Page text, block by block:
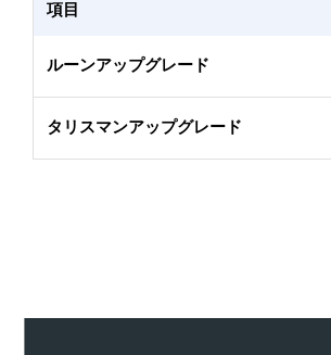
項目
ルーンアップグレード
タリスマンアップグレード